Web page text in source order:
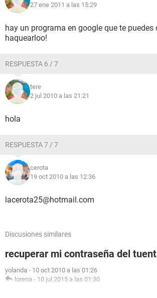
27 ene 2011 a las 15:29
hay un programa en google que te puedes
haquearloo!
RESPUESTA 6 / 7
tere
2 jul 2010 a las 21:21
hola
RESPUESTA 7 / 7
cerota
19 oct 2010 a las 12:36
lacerota25@hotmail.com
Discusiones similares
recuperar mi contraseña del
yolanda - 10 oct 2010 a las 01:26
lorena - 10 jul 2015 a las 01:30